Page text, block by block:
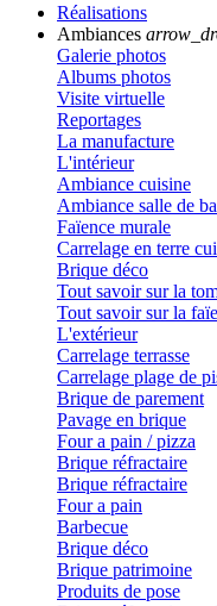
Réalisations
Ambiances
Galerie photos
Albums photos
Visite virtuelle
Reportages
La manufacture
L'intérieur
Ambiance cuisine
Ambiance salle de
Faïence murale
Carrelage en terre
Brique déco
Tout savoir sur la
Tout savoir sur la
L'extérieur
Carrelage terrasse
Carrelage plage de
Brique de parement
Pavage en brique
Four a pain / pizza
Brique réfractaire
Brique réfractaire
Four a pain
Barbecue
Brique déco
Brique patrimoine
Produits de pose